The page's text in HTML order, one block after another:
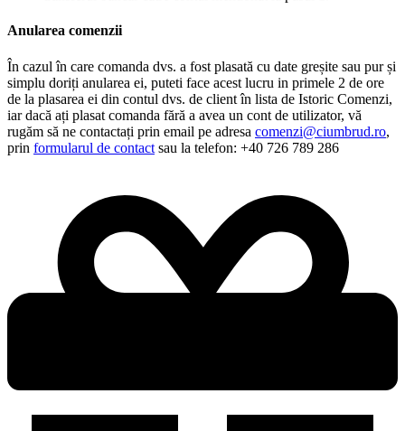
Anularea comenzii
În cazul în care comanda dvs. a fost plasată cu date greșite sau pur și
simplu doriți anularea ei, puteti face acest lucru in primele 2 de ore
de la plasarea ei din contul dvs. de client în lista de Istoric Comenzi,
iar dacă ați plasat comanda fără a avea un cont de utilizator, vă
rugăm să ne contactați prin email pe adresa comenzi@ciumbrud.ro,
prin formularul de contact sau la telefon: +40 726 789 286